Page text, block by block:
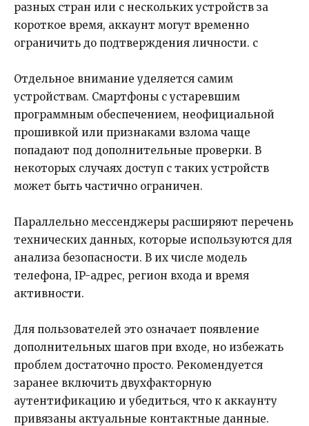
разных стран или с нескольких устройств за
короткое время, аккаунт могут временно
ограничить до подтверждения личности. с
Отдельное внимание уделяется самим
устройствам. Смартфоны с устаревшим
программным обеспечением, неофициальной
прошивкой или признаками взлома чаще
попадают под дополнительные проверки. В
некоторых случаях доступ с таких устройств
может быть частично ограничен.
Параллельно мессенджеры расширяют перечень
технических данных, которые используются для
анализа безопасности. В их числе модель
телефона, IP-адрес, регион входа и время
активности.
Для пользователей это означает появление
дополнительных шагов при входе, но избежать
проблем достаточно просто. Рекомендуется
заранее включить двухфакторную
аутентификацию и убедиться, что к аккаунту
привязаны актуальные контактные данные.